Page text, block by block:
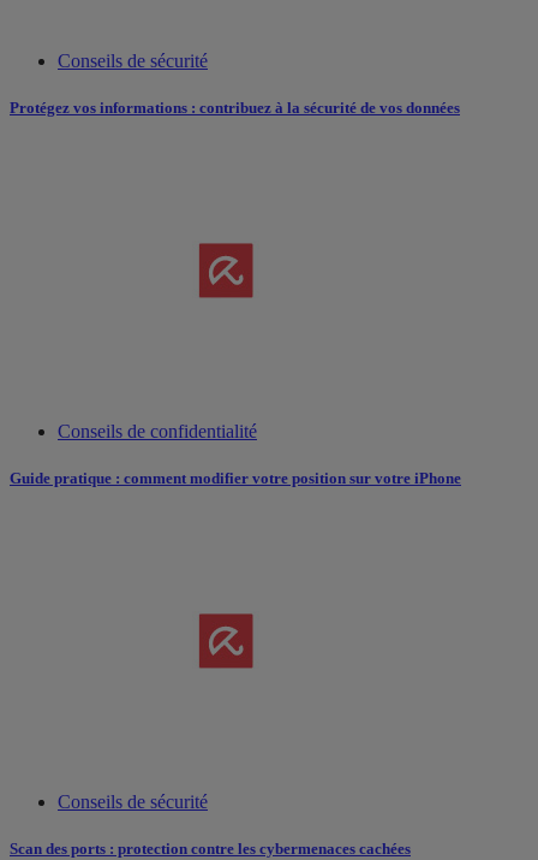
Conseils de sécurité
Protégez vos informations : contribuez à la sécurité de vos données
Conseils de confidentialité
Guide pratique : comment modifier votre position sur votre iPhone
Conseils de sécurité
Scan des ports : protection contre les cybermenaces cachées